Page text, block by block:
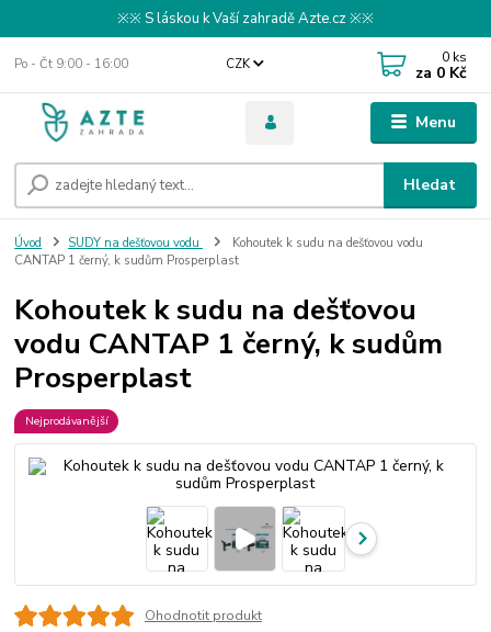
※※ S láskou k Vaší zahradě Azte.cz ※※
Menu
CZK
Hledat
Po - Čt 9:00 - 16:00 0 ks
za 0 Kč
Úvod SUDY na dešťovou vodu
Kohoutek k sudu na dešťovou vodu
CANTAP 1 černý, k sudům Prosperplast
Kohoutek k sudu na dešťovou
vodu CANTAP 1 černý, k sudům
Prosperplast
Nejprodávanější
Ohodnotit produkt